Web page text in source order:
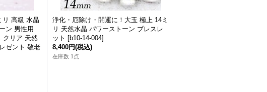
リ 高級 水晶
ン 男性用
クリア 天然
ゼント 敬老
浄化・厄除け・開運に！大玉 極上 14ミ
リ 天然水晶 パワーストーン ブレスレ
ット [b10-14-004]
8,400円(税込)
在庫数 1点